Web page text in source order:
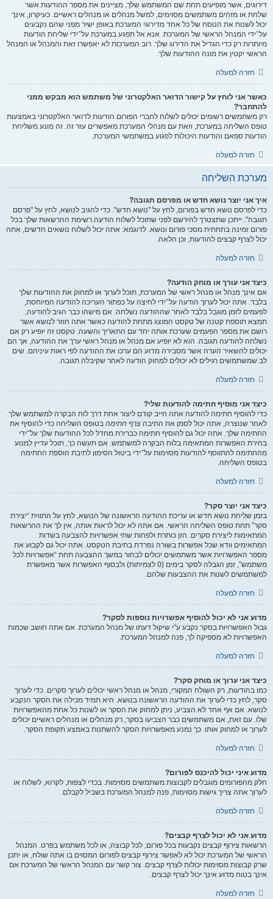
דירוגים, אשר מופיעים תחת שם המשתמש שלך, מציינים את מספר ההודעות אשר
שלחת או מזהים משתמשים מסוימים, למשל מנהלים או מנהלים ראשיים. כעיקרון, אינך
יכול לשנות את הנוסח של כל אחד מדירוגי המערכת באופן ישיר מפני שהם נקבעים
על־ידי המנהל הראשי של המערכת. אנא אל תפגע במערכת על־ידי שליחת הודעות
מיותרות רק כדי הגדיל את הדירוג שלך. רוב המערכות לא יאפשרו זאת והמנהל או המנהל
הראשי יקטין את מונה ההודעות שלך.
חזרה למעלה
כאשר אני לוחץ על קישור הדואר האלקטרוני של משתמש הוא מבקש ממני
להתחבר?
רק משתמשים רשומים יכולים לשלוח לחברי הפורום הודעות לדואר האלקטרוני באמצעות
טופס השליחה במערכת, וזאת עם מנהלי המערכת מאפשרים עזר זה. זה מונע משליחת
הודעות ספאם והודעות היכולות לפגוע במשתמשי המערכת.
חזרה למעלה
מערכת השליחה
איך אני יוצר נושא חדש או מפרסם תגובה?
כדי לפרסם נושא חדש בפורום, לחץ על "נושא חדש". כדי להגיב לנושא, לחץ על "פרסם
תגובה". ייתכן שתצטרך להירשם לפני שתוכל לשלוח הודעה.רשימת ההרשאות שלך בכל
פורום זמינה בתחתית מסכי פורום ונושא. לדוגמא: אתה יכול לשלוח נושאים חדשים, אתה
יכול לצרף קבצים להודעות, וכן הלאה.
חזרה למעלה
כיצד אני עורך או מוחק הודעה?
אם אינך מנהל או מנהל ראשי של המערכת, תוכל לערוך או למחוק את ההודעות שלך
בלבד. אתה יכול לערוך הודעה על־ידי לחיצה על כפתור העריכה להודעה המיוחסת,
לפעמים לזמן מוגבל בלבד לאחר שההודעה נשלחה. אם מישהו כבר הגיב להודעה,
תמצא תוספת קטנה של טקסט המוצג מתחת להודעה כאשר אתה חוזר לנושא אשר
רושם את מספר הפעמים שערכת אותה יחד עם התאריך והשעה. טקסט זה יופיע רק אם
נשלחה להודעה תגובה. הוא לא יופיע אם מנהל או מנהל ראשי ערך את ההודעה, אך הם
יכולים להשאיר הערה אשר מסבירה מדוע הם ערכו את ההודעה לפי ראות עיניהם. שים
לב שמשתמשים רגילים לא יכולים למחוק הודעה לאחר שקיבלה תגובה.
חזרה למעלה
כיצד אני מוסיף חתימה להודעות שלי?
כדי להוסיף חתימה להודעה אתה חייב קודם ליצור אחת דרך לוח הבקרה למשתמש שלך.
לאחר שנוצרה, אתה יכול לסמן את התיבה צרף חתימה בטופס השליחה כדי להוסיף את
החתימה שלך. אתה יכול גם להוסיף חתימה כברירת מחדל לכל ההודעות שלך על־ידי
בחירת האפשרות המתאימה בלוח הבקרה למשתמש. אם תעשה כך, תוכל עדיין למנוע
מהחתימה להתווסף להודעות מסוימות על־ידי ביטול הסימון לתיבת הוספת החתימה
בטופס השליחה.
חזרה למעלה
כיצד אני יוצר סקר?
בזמן שליחת נושא חדש או עריכת ההודעה הראשונה של הנושא, לחץ על התווית “יצירת
סקר” תחת טופס השליחה הראשי. אם אתה לא יכול לראות אותה, אין לך את ההרשאות
המתאימות ליצירת סקרים. הזן כותרת ולפחות שתי אפשרויות להצבעה בשדות
המתאימים וודא שכל אפשרות בשורה נפרדת בתיבת הטקסט. אתה יכול גם לקבוע את
מספר האפשרויות אשר משתמשים יכולים לבחור במשך ההצבעה תחת “אפשרויות לכל
משתמש”, זמן הגבלה לסקר בימים (0 לצמיתות) ולבסוף האפשרות אשר מאפשרת
למשתמשים לשנות את ההצבעות שלהם.
חזרה למעלה
מדוע אני לא יכול להוסיף אפשרויות נוספות לסקר?
גבול האפשרויות בסקר נקבע ע"י שיקול דעתו של מנהל המערכת. אם אתה חושב שכמות
האפשרויות לא מספיקה לך, פנה למנהל המערכת.
חזרה למעלה
כיצד אני ערוך או מוחק סקר?
כמו בהודעות, רק השולח המקורי, מנהל או מנהל ראשי יכולים לערוך סקרים. כדי לערוך
סקר, לחץ כדי לערוך את ההודעה הראשונה בנושא. היא תמיד מכילה את הסקר הנקבע
לנושא. אם אף אחד לא הצביע, ניתן למחוק את הסקר או לשנות כל אחת מהאפשרויות
שלו. עם זאת, אם משתמשים כבר הצביעו בסקר, רק מנהלים או מנהלים ראשיים יכולים
לערוך או למחוק אותו. כך נמנע מאפשרויות הסקר להשתנות באמצע תקופת הסקר.
חזרה למעלה
מדוע איני יכול להיכנס לפורום?
חלק מהפורומים מוגבלים לקבוצות משתמשים מסוימות. בכדי לצפות, לקרוא, לשלוח או
לערוך אתה צריך גישות מסוימות, פנה למנהל המערכת בשביל לקבלם.
חזרה למעלה
מדוע אני לא יכול לצרף קבצים?
הרשאות צירוף קבצים נקבעות בכל פורום, לכל קבוצה, או לכל משתמש בפרט. המנהל
הראשי של המערכת יכול לא לאפשר צירוף קבצים לפורום המסוים בו אתה שולח, או יתכן
שרק קבוצות מסוימות יכולות לצרף קבצים. צור קשר עם המנהל הראשי של המערכת אם
אינך בטוח מדוע אינך יכול לצרף קבצים.
חזרה למעלה